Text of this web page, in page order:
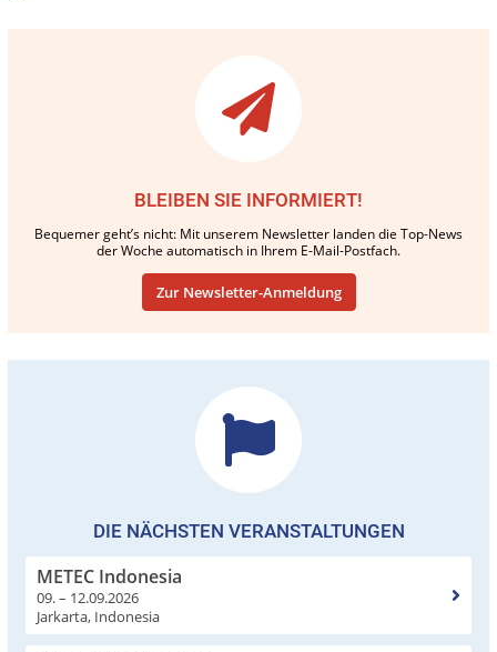
BLEIBEN SIE INFORMIERT!
Bequemer geht’s nicht: Mit unserem Newsletter landen die Top-News
der Woche automatisch in Ihrem E-Mail-Postfach.
Zur Newsletter-Anmeldung
DIE NÄCHSTEN VERANSTALTUNGEN
METEC Indonesia
09. – 12.09.2026
Jarkarta, Indonesia